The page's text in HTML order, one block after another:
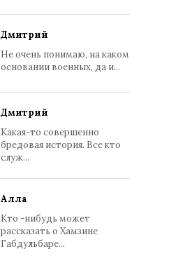
Дмитрий
Не очень понимаю, на каком
основании военных, да и...
Дмитрий
Какая-то совершенно
бредовая история. Все кто
служ...
Алла
Кто -нибудь может
рассказать о Хамзине
Габдульбаре...